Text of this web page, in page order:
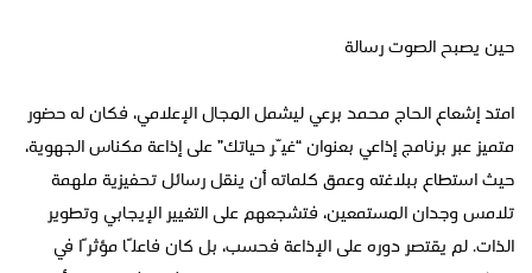
حين يصبح الصوت رسالة
امتد إشعاع الحاج محمد برعي ليشمل المجال الإعلامي، فكان له حضور
متميز عبر برنامج إذاعي بعنوان “غيّر حياتك” على إذاعة مكناس الجهوية،
حيث استطاع ببلاغته وعمق كلماته أن ينقل رسائل تحفيزية ملهمة
تلامس وجدان المستمعين، فتشجعهم على التغيير الإيجابي وتطوير
الذات. لم يقتصر دوره على الإذاعة فحسب، بل كان فاعلًا مؤثرًا في